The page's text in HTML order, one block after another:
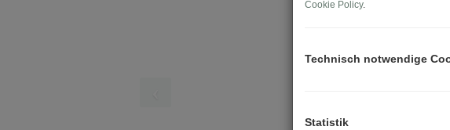
Cookie Policy.
Technisch notwendige
Statistik